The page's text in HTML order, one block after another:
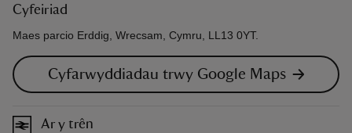
Cyfeiriad
Maes parcio Erddig, Wrecsam, Cymru, LL13 0YT.
Cyfarwyddiadau trwy Google Maps
Ar y trên